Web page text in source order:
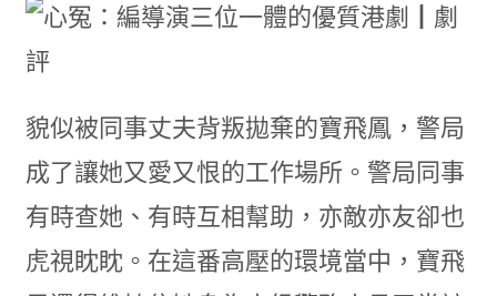
貌似被同事丈夫背叛拋棄的寶飛鳳，警局
成了讓她又愛又恨的工作場所。警局同事
有時查她、有時互相幫助，亦敵亦友卻也
虎視眈眈。在這番高壓的環境當中，寶飛